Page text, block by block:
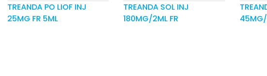
TREANDA PO LIOF INJ
25MG FR 5ML
TREANDA SOL INJ
180MG/2ML FR
45MG/